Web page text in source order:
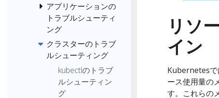
アプリケーションの
トラブルシューティ
ング
クラスターのトラブ
ルシューティング
kubectlのトラブ
ルシューティン
グ
リソ
イン
Kubernetesで
ース使用量の
す。これらの